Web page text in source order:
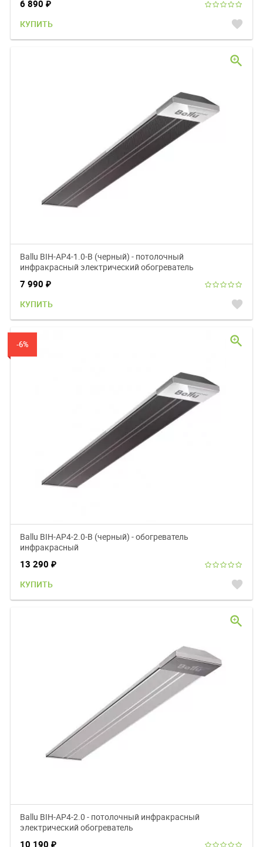
6 890 ₽
КУПИТЬ favorite
Ballu BIH-AP4-1.0-В (черный) - потолочный
инфракрасный электрический обогреватель
7 990 ₽
КУПИТЬ favorite
zoom_in
-6%
Ballu BIH-AP4-2.0-B (черный) - обогреватель
инфракрасный
13 290 ₽
КУПИТЬ favorite
zoom_in
Ballu BIH-AP4-2.0 - потолочный инфракрасный
электрический обогреватель
10 190 ₽
zoom_in